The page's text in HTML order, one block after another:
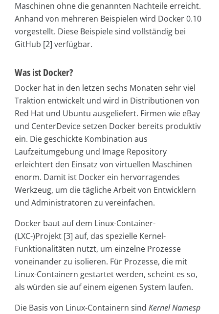
Maschinen ohne die genannten Nachteile erreicht.
Anhand von mehreren Beispielen wird Docker 0.10
vorgestellt. Diese Beispiele sind vollständig bei
GitHub [2] verfügbar.
Was ist Docker?
Docker hat in den letzen sechs Monaten sehr viel
Traktion entwickelt und wird in Distributionen von
Red Hat und Ubuntu ausgeliefert. Firmen wie eBay
und CenterDevice setzen Docker bereits produktiv
ein. Die geschickte Kombination aus
Laufzeitumgebung und Image Repository
erleichtert den Einsatz von virtuellen Maschinen
enorm. Damit ist Docker ein hervorragendes
Werkzeug, um die tägliche Arbeit von Entwicklern
und Administratoren zu vereinfachen.
Docker baut auf dem Linux-Container-
(LXC-)Projekt [3] auf, das spezielle Kernel-
Funktionalitäten nutzt, um einzelne Prozesse
voneinander zu isolieren. Für Prozesse, die mit
Linux-Containern gestartet werden, scheint es so,
als würden sie auf einem eigenen System laufen.
Die Basis von Linux-Containern sind Kernel Name­sp